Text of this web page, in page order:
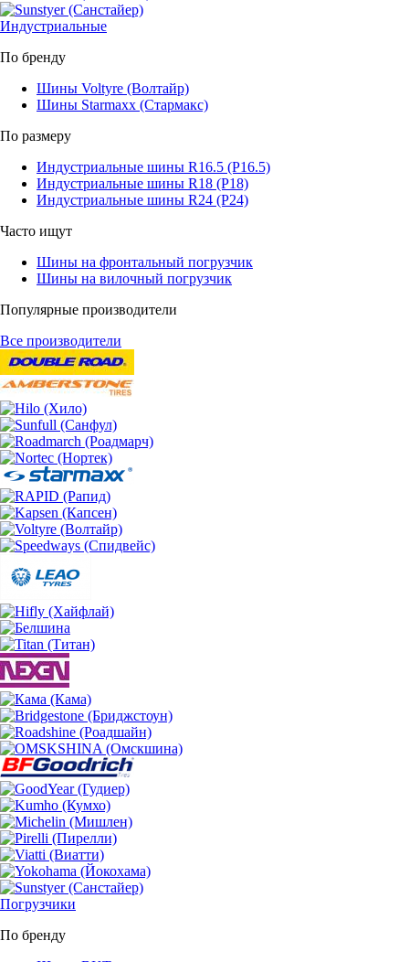
Индустриальные
По бренду
Шины Voltyre (Волтайр)
Шины Starmaxx (Стармакс)
По размеру
Индустриальные шины R16.5 (Р16.5)
Индустриальные шины R18 (Р18)
Индустриальные шины R24 (Р24)
Часто ищут
Шины на фронтальный погрузчик
Шины на вилочный погрузчик
Популярные производители
Все производители
Погрузчики
По бренду